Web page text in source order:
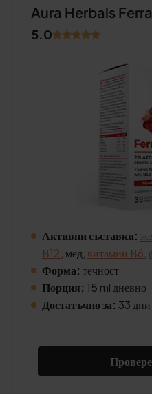
Aura Herbals
5.0
Активни съставки:
В12 , мед, витамин В6
Форма: течност
Порция: 15 ml дневно
Достатъчно за: 33 дни